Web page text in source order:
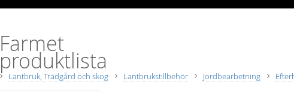
Farmet
produktlista
Lantbruk, Trädgård och skog Lantbrukstillbehör Jordbearbetning